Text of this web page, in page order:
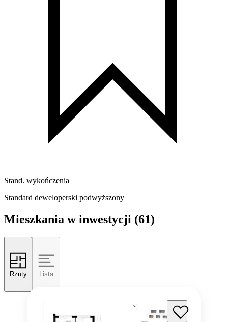
Stand. wykończenia
Standard deweloperski podwyższony
Mieszkania w inwestycji (61)
Rzuty Lista